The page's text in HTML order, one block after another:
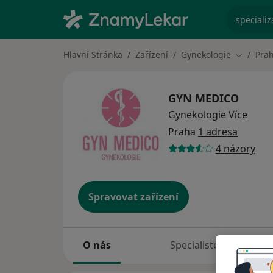
Hlavní Stránka Zařízení Gynekologie Změna
GYN MEDICO
Gynekologie Více
Praha 1 adresa
4 názory
Spravovat zařízení
O nás Specialisté